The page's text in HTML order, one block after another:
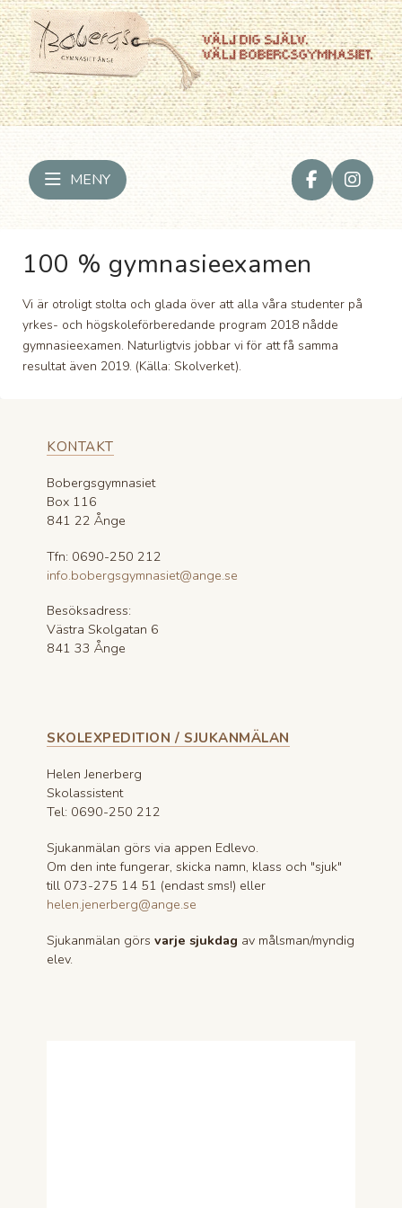
MENY
100 % gymnasieexamen
Vi är otroligt stolta och glada över att alla våra studenter på
yrkes- och högskoleförberedande program 2018 nådde
gymnasieexamen. Naturligtvis jobbar vi för att få samma
resultat även 2019. (Källa: Skolverket).
KONTAKT
Bobergsgymnasiet
Box 116
841 22 Ånge
Tfn: 0690-250 212
info.bobergsgymnasiet@ange.se
Besöksadress:
Västra Skolgatan 6
841 33 Ånge
SKOLEXPEDITION / SJUKANMÄLAN
Helen Jenerberg
Skolassistent
Tel: 0690-250 212
Sjukanmälan görs via appen Edlevo.
Om den inte fungerar, skicka namn, klass och "sjuk"
till 073-275 14 51 (endast sms!) eller
helen.jenerberg@ange.se
Sjukanmälan görs varje sjukdag av målsman/myndig
elev.